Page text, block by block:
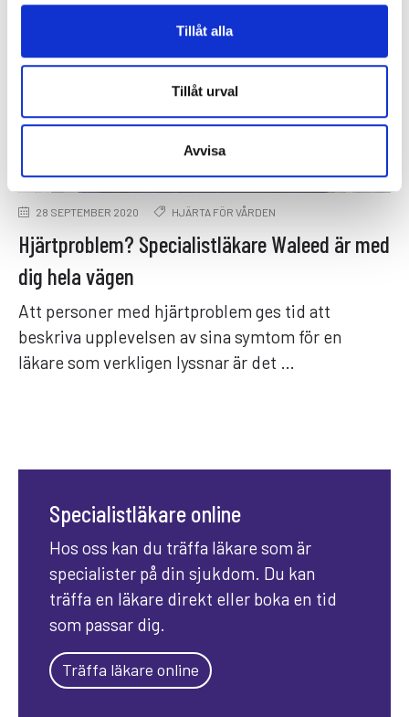
Tillåt alla
Tillåt urval
Avvisa
28 SEPTEMBER 2020 HJÄRTA FÖR VÅRDEN
Hjärtproblem? Specialistläkare Waleed är med
dig hela vägen
Att personer med hjärtproblem ges tid att
beskriva upplevelsen av sina symtom för en
läkare som verkligen lyssnar är det …
Specialistläkare online
Hos oss kan du träffa läkare som är
specialister på din sjukdom. Du kan
träffa en läkare direkt eller boka en tid
som passar dig.
Träffa läkare online